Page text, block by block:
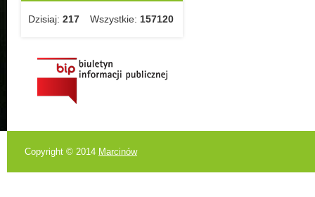
Dzisiaj: 217 Wszystkie: 157120
Copyright © 2014 Marcinów